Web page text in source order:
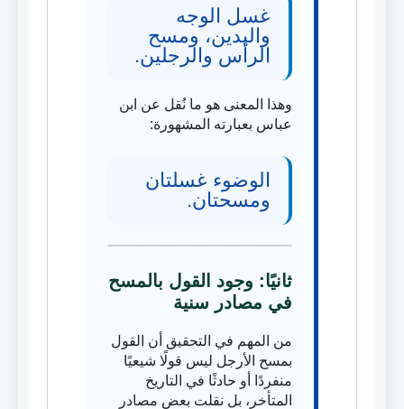
غسل الوجه
واليدين، ومسح
الرأس والرجلين.
وهذا المعنى هو ما نُقل عن ابن
عباس بعبارته المشهورة:
الوضوء غسلتان
ومسحتان.
ثانيًا: وجود القول بالمسح
في مصادر سنية
من المهم في التحقيق أن القول
بمسح الأرجل ليس قولًا شيعيًا
منفردًا أو حادثًا في التاريخ
المتأخر، بل نقلت بعض مصادر